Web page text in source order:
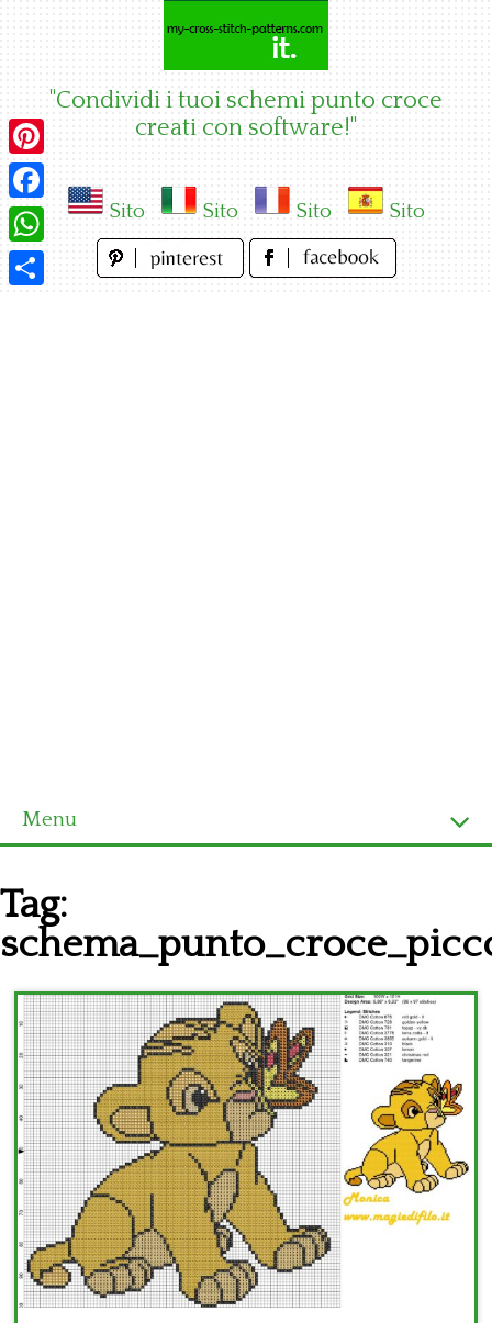
"Condividi i tuoi schemi punto croce
creati con software!"
Sito Sito Sito Sito
Menu
Ultimi schemi
Alfabeto
Bambini
Disney
Thun
Tag:
Pinterest
Facebook
WhatsApp